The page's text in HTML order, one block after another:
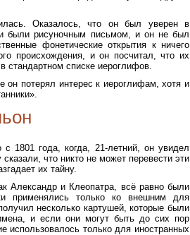
Оказалось, что он был уверен в
были рисуночным письмом, и он не был
фонетические открытия к ничего
происхождения, и он посчитал, что их
стандартном списке иероглифов.
он потерял интерес к иероглифам, хотя и
1801 года, когда, 21-летний, он увидел
что никто не может перевести эти
их тайну.
Александр и Клеопатра, всё равно были
применялись только ко внешним для
несколько картушей, которые были
и если они могут быть до сих пор
использовалось только для иностранных